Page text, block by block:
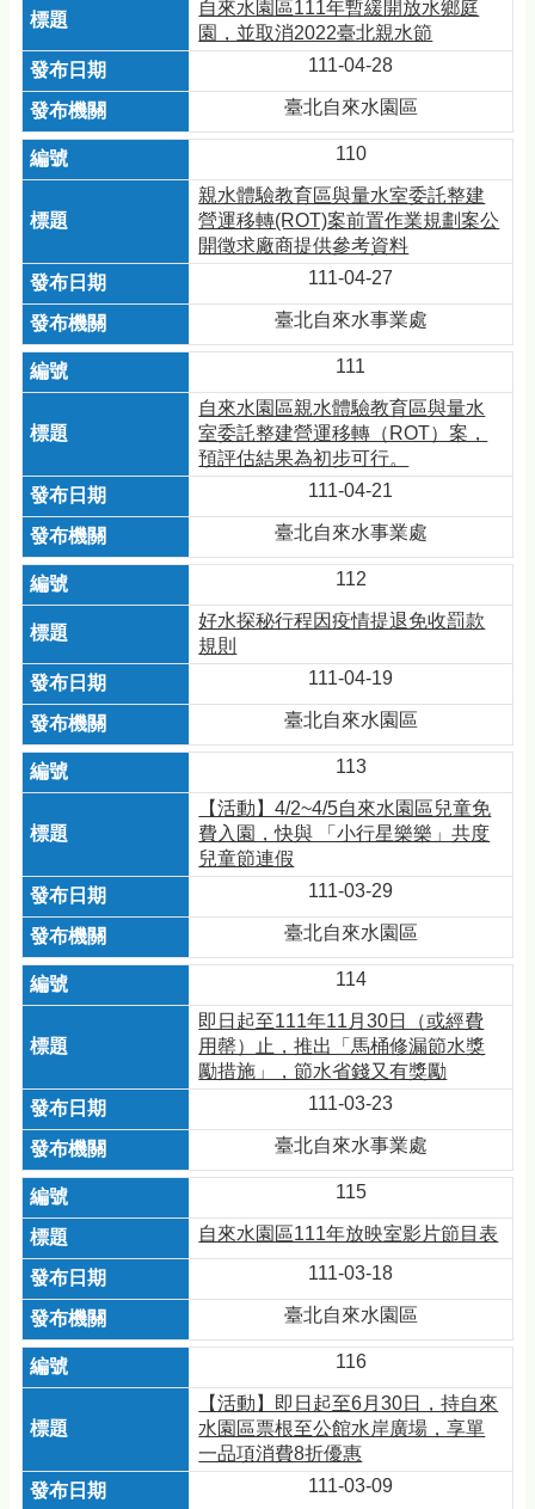
自來水園區111年暫緩開放水鄉庭
園，並取消2022臺北親水節
111-04-28
臺北自來水園區
110
親水體驗教育區與量水室委託整建
營運移轉(ROT)案前置作業規劃案公
開徵求廠商提供參考資料
111-04-27
臺北自來水事業處
111
自來水園區親水體驗教育區與量水
室委託整建營運移轉（ROT）案，
預評估結果為初步可行。
111-04-21
臺北自來水事業處
112
好水探秘行程因疫情提退免收罰款
規則
111-04-19
臺北自來水園區
113
【活動】4/2~4/5自來水園區兒童免
費入園，快與 「小行星樂樂」共度
兒童節連假
111-03-29
臺北自來水園區
114
即日起至111年11月30日（或經費
用罄）止，推出「馬桶修漏節水獎
勵措施」，節水省錢又有獎勵
111-03-23
臺北自來水事業處
115
自來水園區111年放映室影片節目表
111-03-18
臺北自來水園區
116
【活動】即日起至6月30日，持自來
水園區票根至公館水岸廣場，享單
一品項消費8折優惠
111-03-09